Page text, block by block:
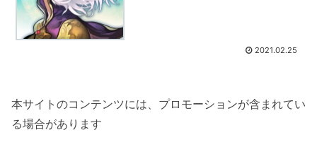
2021.02.25
本サイトのコンテンツには、プロモーションが含まれてい
る場合があります